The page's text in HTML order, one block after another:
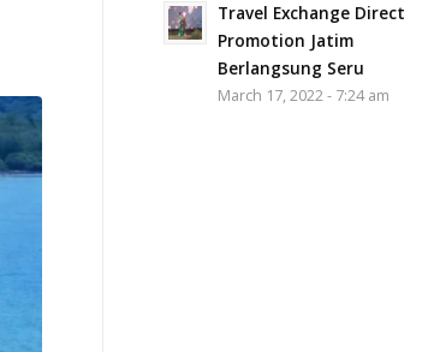
Travel Exchange Direct
Promotion Jatim
Berlangsung Seru
March 17, 2022 - 7:24 am